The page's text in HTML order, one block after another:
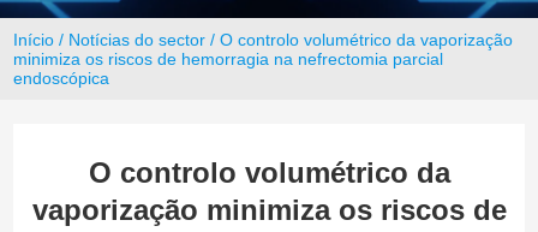
Início / Notícias do sector / O controlo volumétrico da vaporização
minimiza os riscos de hemorragia na nefrectomia parcial
endoscópica
O controlo volumétrico da
vaporização minimiza os riscos de